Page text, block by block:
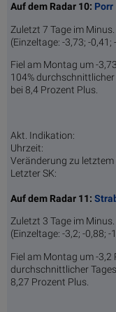
Auf dem Radar 10: Porr
Zuletzt 7 Tage im
(Einzeltage: -3,73; -0,41;
Fiel am Montag um -
104%
bei 8,4 Prozent Plus.
Akt. Indikation:
Uhrzeit:
Veränderung zu letztem
Letzter SK:
Auf dem Radar 11:
Zuletzt 3 Tage im
(Einzeltage: -3,2; -0,88; -
Fiel am Montag um -3,2
durchschnittlicher
8,27 Prozent Plus.